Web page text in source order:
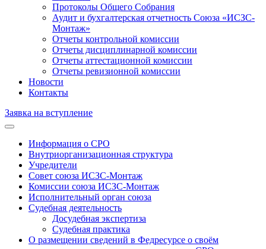
Протоколы Общего Собрания
Аудит и бухгалтерская отчетность Союза «ИСЗС-
Монтаж»
Отчеты контрольной комиссии
Отчеты дисциплинарной комиссии
Отчеты аттестационной комиссии
Отчеты ревизионной комиссии
Новости
Контакты
Заявка на вступление
Информация о СРО
Внутриорганизационная структура
Учредители
Совет союза ИСЗС-Монтаж
Комиссии союза ИСЗС-Монтаж
Исполнительный орган союза
Судебная деятельность
Досудебная экспертиза
Судебная практика
О размещении сведений в Федресурсе о своём